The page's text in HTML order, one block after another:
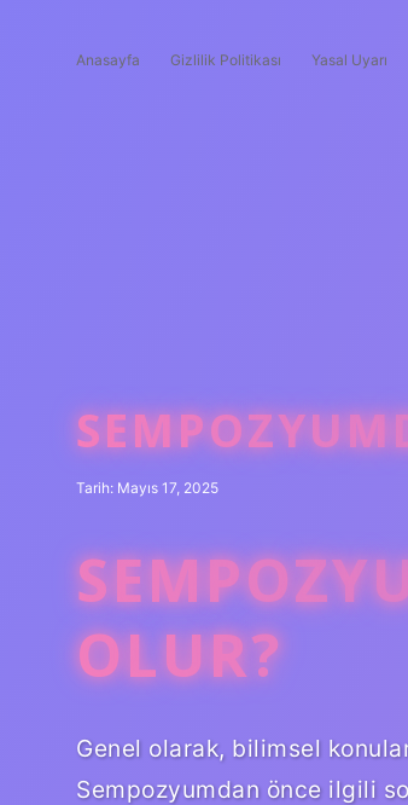
Anasayfa Gizlilik Politikası Yasal Uyarı
Tarih: Mayıs 17, 2025
OLUR?
Genel olarak, bilimsel
Sempozyumdan önce ilgili